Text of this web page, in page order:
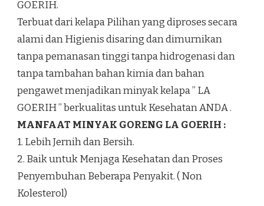
GOERIH.
Terbuat dari kelapa Pilihan yang diproses secara
alami dan Higienis disaring dan dimurnikan
tanpa pemanasan tinggi tanpa hidrogenasi dan
tanpa tambahan bahan kimia dan bahan
pengawet menjadikan minyak kelapa ” LA
GOERIH ” berkualitas untuk Kesehatan ANDA .
MANFAAT MINYAK GORENG LA GOERIH :
1. Lebih Jernih dan Bersih.
2. Baik untuk Menjaga Kesehatan dan Proses
Penyembuhan Beberapa Penyakit. ( Non
Kolesterol)